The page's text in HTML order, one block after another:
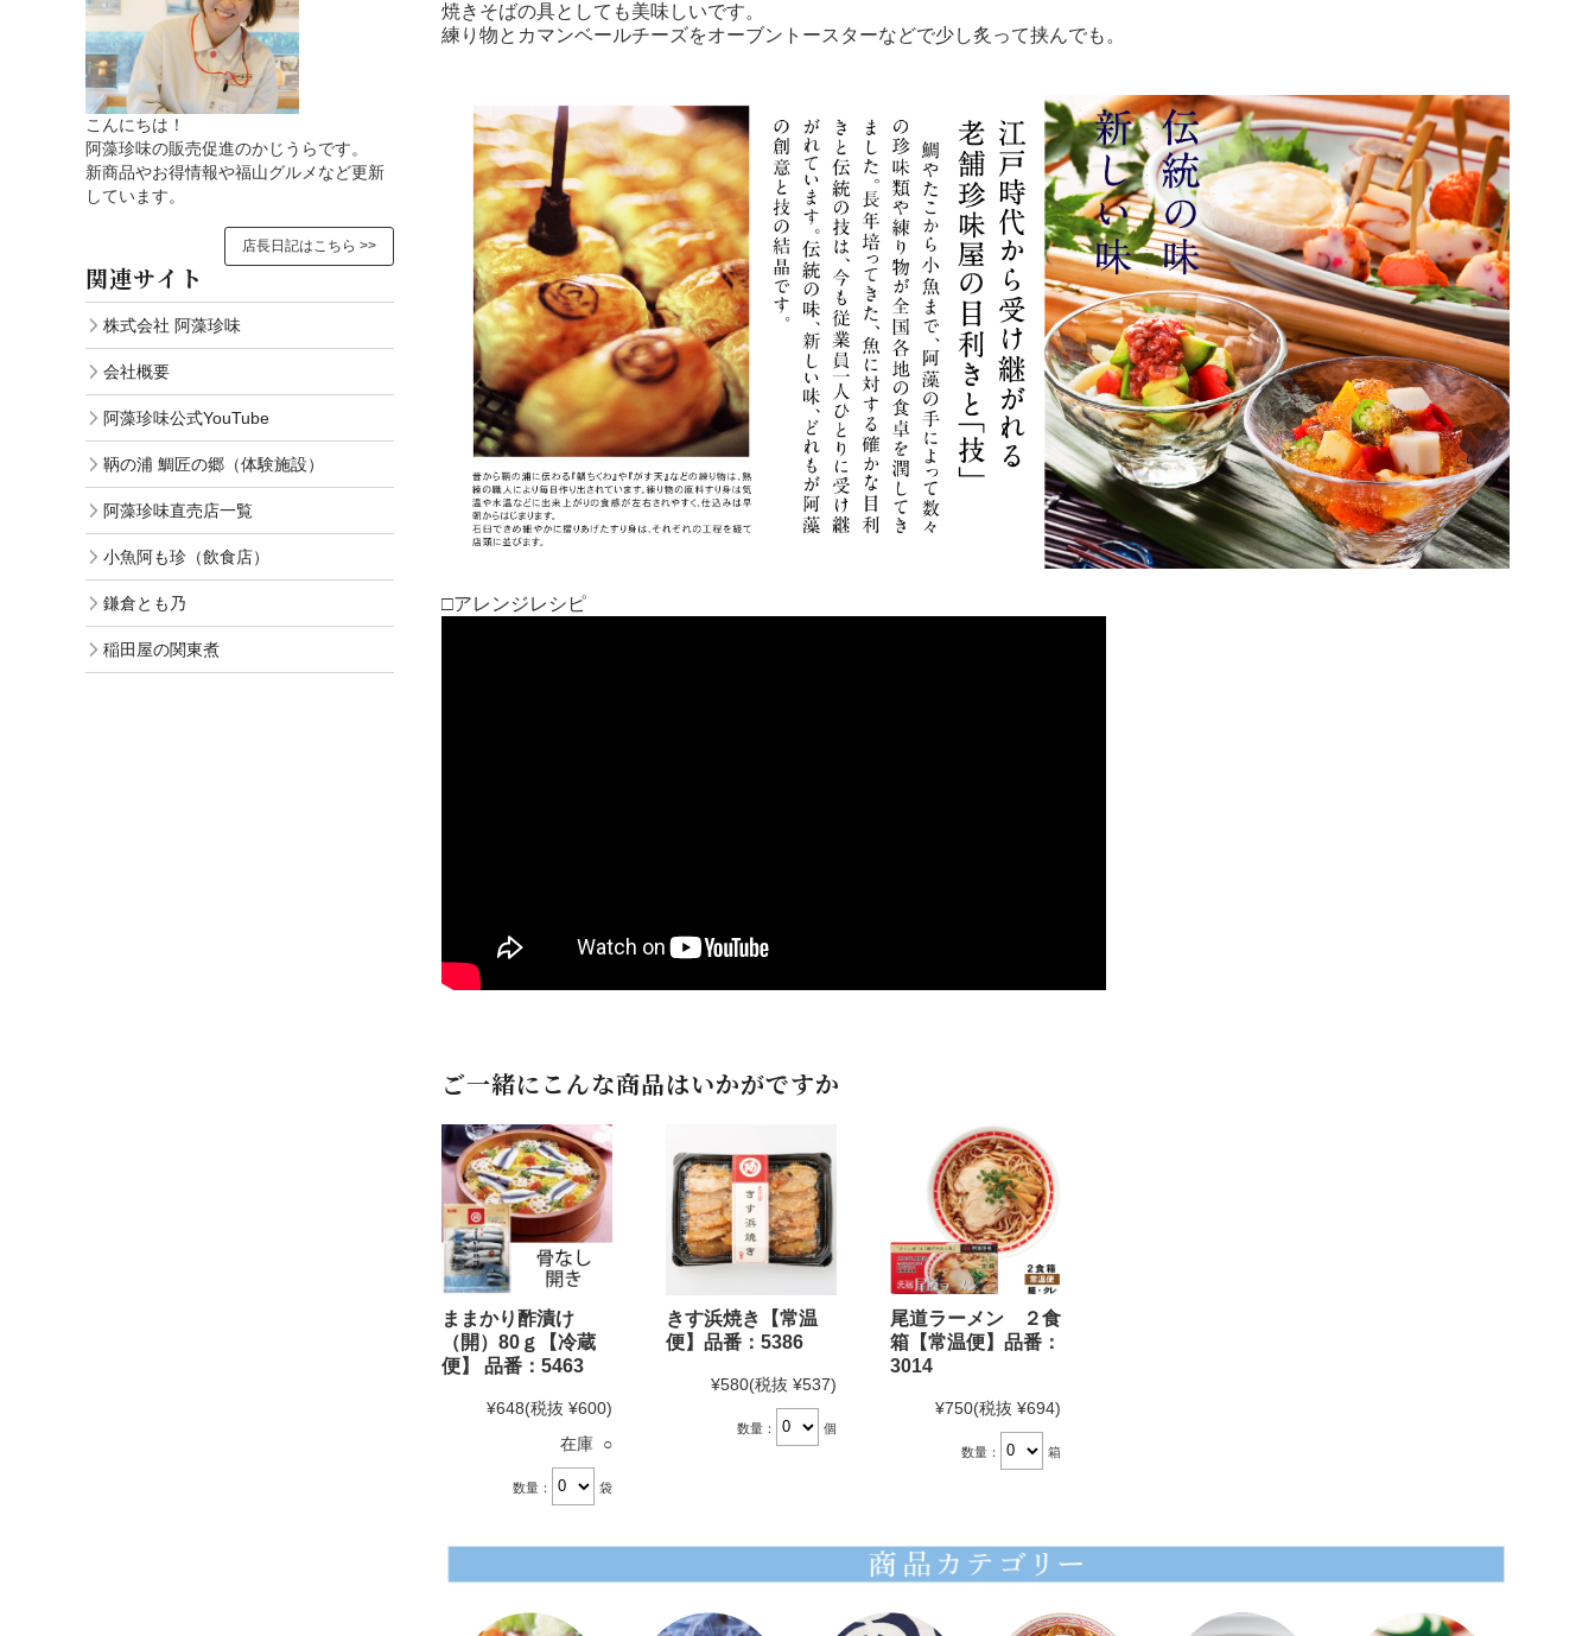
焼きそばの具としても美味しいです。
練り物とカマンベールチーズをオーブントースターなどで少し炙って挟んでも。
□アレンジレシピ
ご一緒にこんな商品はいかがですか
ままかり酢漬け
（開）80ｇ【冷蔵
便】 品番：5463
¥648(税抜 ¥600)
在庫 ○
数量： 袋
きす浜焼き【常温
便】品番：5386
¥580(税抜 ¥537)
数量： 個
尾道ラーメン ２食
箱【常温便】品番：
3014
¥750(税抜 ¥694)
数量： 箱
こんにちは！
阿藻珍味の販売促進のかじうらです。
新商品やお得情報や福山グルメなど更新
しています。
店長日記はこちら >>
関連サイト
株式会社 阿藻珍味
会社概要
阿藻珍味公式YouTube
鞆の浦 鯛匠の郷（体験施設）
阿藻珍味直売店一覧
小魚阿も珍（飲食店）
鎌倉とも乃
稲田屋の関東煮